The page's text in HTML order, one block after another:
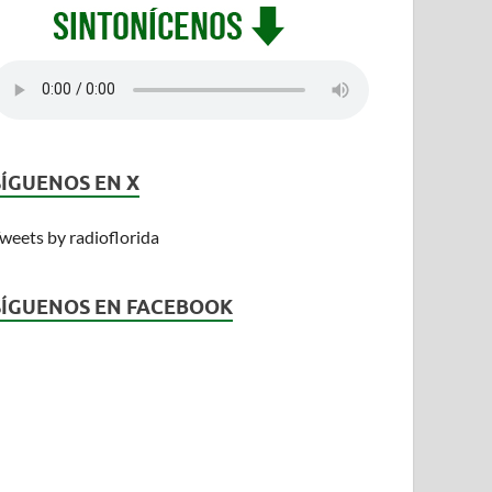
EN X
by radioflorida
EN FACEBOOK